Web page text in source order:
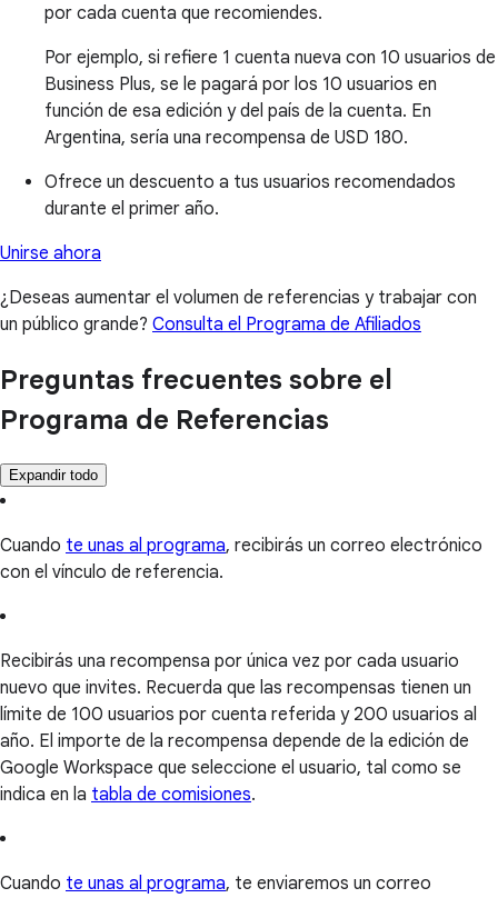
por cada cuenta que recomiendes.
Por ejemplo, si refiere 1 cuenta nueva con 10 usuarios de
Business Plus, se le pagará por los 10 usuarios en
función de esa edición y del país de la cuenta. En
Argentina, sería una recompensa de USD 180.
Ofrece un descuento a tus usuarios recomendados
durante el primer año.
Unirse ahora
¿Deseas aumentar el volumen de referencias y trabajar con
un público grande? Consulta el Programa de Afiliados
Preguntas frecuentes sobre el
Programa de Referencias
Expandir todo
Cuando te unas al programa, recibirás un correo electrónico
con el vínculo de referencia.
Recibirás una recompensa por única vez por cada usuario
nuevo que invites. Recuerda que las recompensas tienen un
límite de 100 usuarios por cuenta referida y 200 usuarios al
año. El importe de la recompensa depende de la edición de
Google Workspace que seleccione el usuario, tal como se
indica en la tabla de comisiones.
Cuando te unas al programa, te enviaremos un correo